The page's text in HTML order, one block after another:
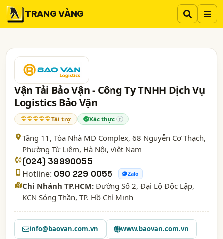
TRANG VÀNG
Vận Tải Bảo Vận - Công Ty TNHH Dịch Vụ
Logistics Bảo Vận
Tài trợ Xác thực ?
Tầng 11, Tòa Nhà MD Complex, 68 Nguyễn Cơ Thạch,
Phường Từ Liêm, Hà Nội, Việt Nam
(024) 39990055
Hotline: 090 229 0055 Zalo
Chi Nhánh TP.HCM: Đường Số 2, Đại Lộ Độc Lập,
KCN Sóng Thần, TP. Hồ Chí Minh
info@baovan.com.vn www.baovan.com.vn